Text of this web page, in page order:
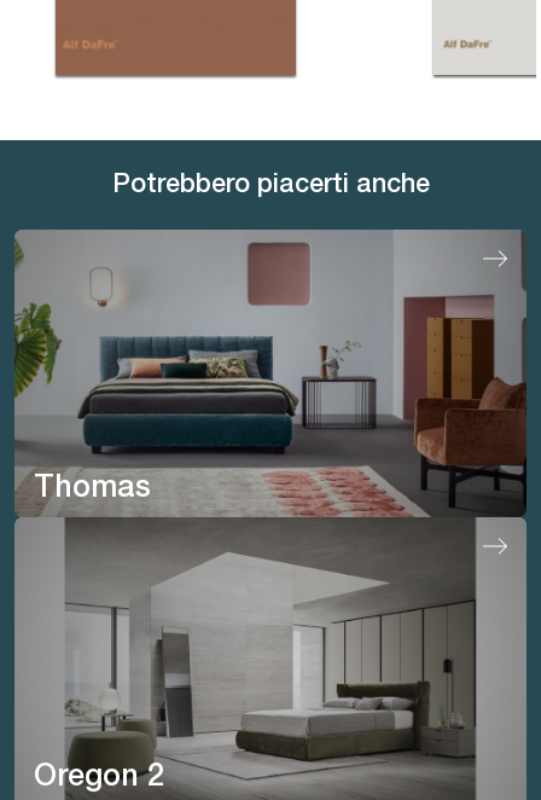
Potrebbero piacerti anche
Thomas
Oregon 2